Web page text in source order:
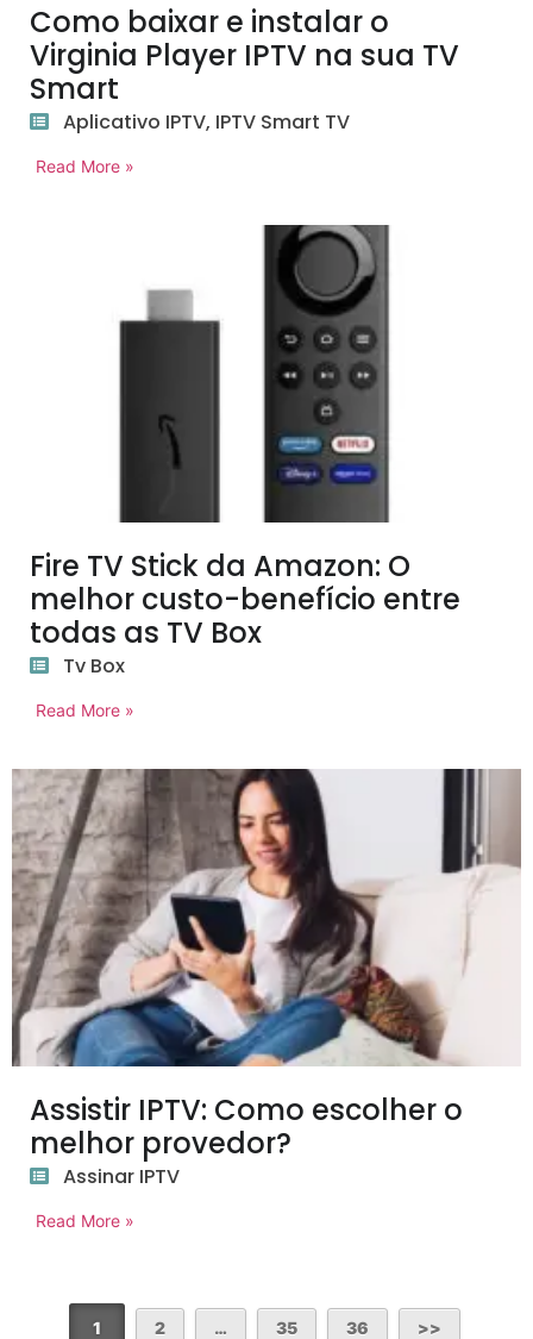
Como baixar e instalar o
Virginia Player IPTV na sua TV
Smart
Aplicativo IPTV, IPTV Smart TV
Read More »
Fire TV Stick da Amazon: O
melhor custo-benefício entre
todas as TV Box
Tv Box
Read More »
Assistir IPTV: Como escolher o
melhor provedor?
Assinar IPTV
Read More »
1 2 … 35 36